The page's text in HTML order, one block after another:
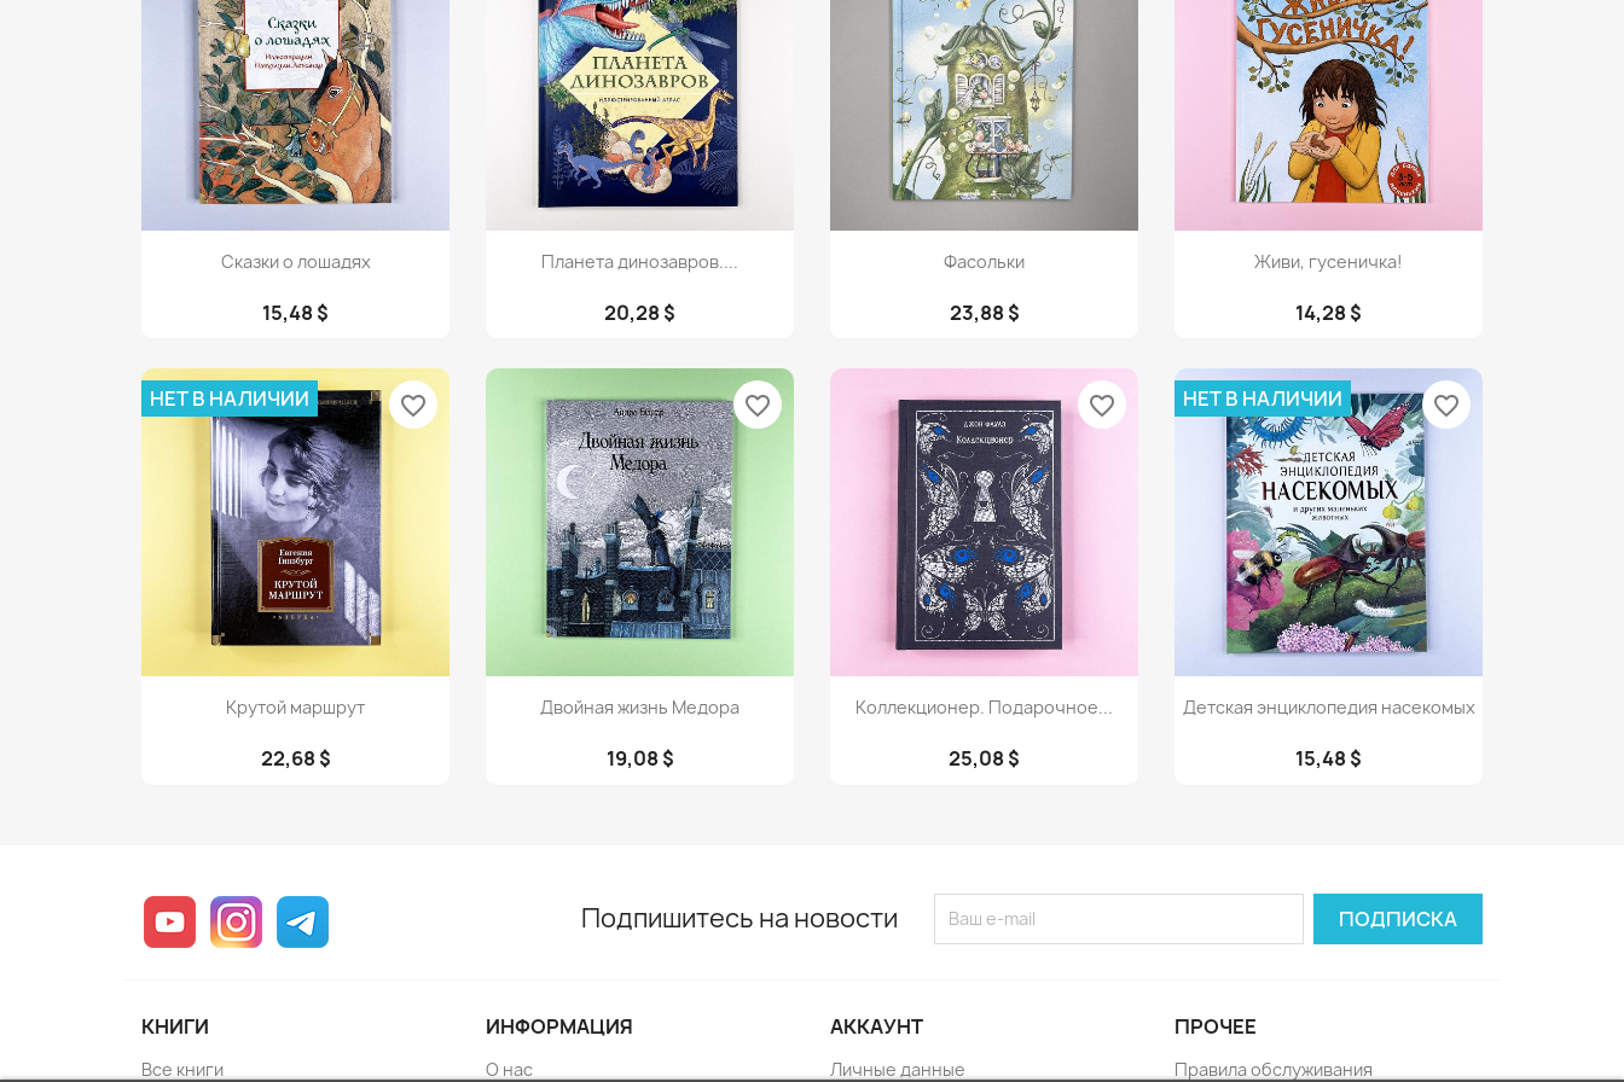
Просмотр
Сказки о лошадях
15,48 $
Просмотр
Планета динозавров....
20,28 $
Просмотр
Фасольки
23,88 $
Просмотр
Живи, гусеничка!
14,28 $
Просмотр
Крутой маршрут
22,68 $
НЕТ В НАЛИЧИИ favorite_border
Просмотр
Двойная жизнь Медора
19,08 $
favorite_border
Просмотр
Коллекционер. Подарочное...
25,08 $
favorite_border
Просмотр
Детская энциклопедия насекомых
15,48 $
НЕТ В НАЛИЧИИ favorite_border
YouTube Instagram Подпишитесь на новости
КНИГИ
Все книги
ИНФОРМАЦИЯ
О нас
АККАУНТ
Личные данные
ПРОЧЕЕ
Правила обслуживания